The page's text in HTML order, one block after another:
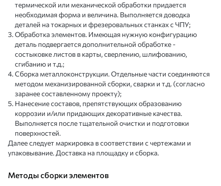
термической или механической обработки придается
необходимая форма и величина. Выполняется доводка
деталей на токарных и фрезеровальных станках с ЧПУ;
Обработка элементов. Имеющая нужную конфигурацию
деталь подвергается дополнительной обработке -
состыковке листов в карты, сверлению, шлифованию,
сгибанию и т.д.;
Сборка металлоконструкции. Отдельные части соединяются
методом механизированной сборки, сварки и т.д. (согласно
заранее составленному проекту);
Нанесение составов, препятствующих образованию
коррозии и/или придающих декоративные качества.
Выполняется после тщательной очистки и подготовки
поверхностей.
Далее следует маркировка в соответствии с чертежами и
упаковывание. Доставка на площадку и сборка.
Методы сборки элементов